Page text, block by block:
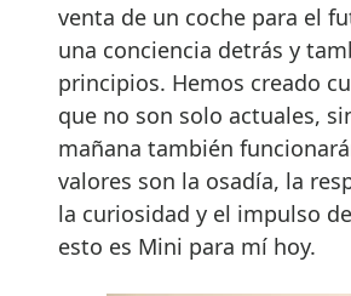
venta de un coche para el
una conciencia detrás y
principios. Hemos creado
que no son solo actuales,
mañana también
valores son la osadía, la
la curiosidad y el impulso
esto es Mini para mí hoy.